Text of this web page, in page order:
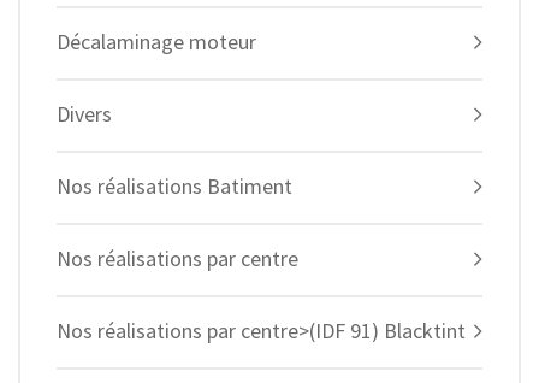
Décalaminage moteur
Divers
Nos réalisations Batiment
Nos réalisations par centre
Nos réalisations par centre>(IDF 91) Blacktint